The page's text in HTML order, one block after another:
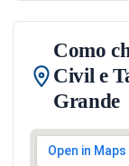
Como
Civil e
Grande